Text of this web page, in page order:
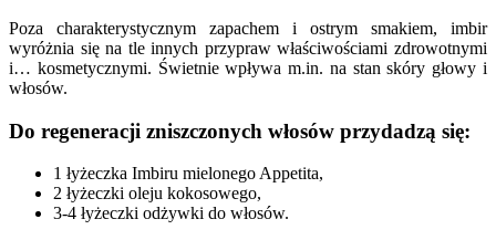
Poza charakterystycznym zapachem i ostrym smakiem, imbir
wyróżnia się na tle innych przypraw właściwościami zdrowotnymi
i… kosmetycznymi. Świetnie wpływa m.in. na stan skóry głowy i
włosów.
Do regeneracji zniszczonych włosów przydadzą się:
1 łyżeczka Imbiru mielonego Appetita,
2 łyżeczki oleju kokosowego,
3-4 łyżeczki odżywki do włosów.